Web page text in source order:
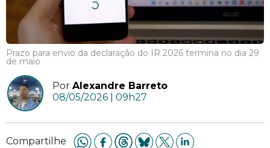
Prazo para envio da declaração do IR 2026 termina no dia 29
de maio
Por Alexandre Barreto
08/05/2026 | 09h27
Compartilhe